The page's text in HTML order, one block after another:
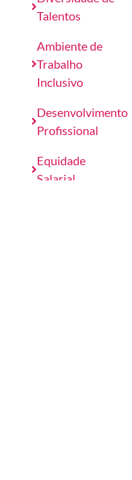
Talentos
Ambiente de
Trabalho
Inclusivo
Desenvolvimento
Profissional
Equidade
Salarial